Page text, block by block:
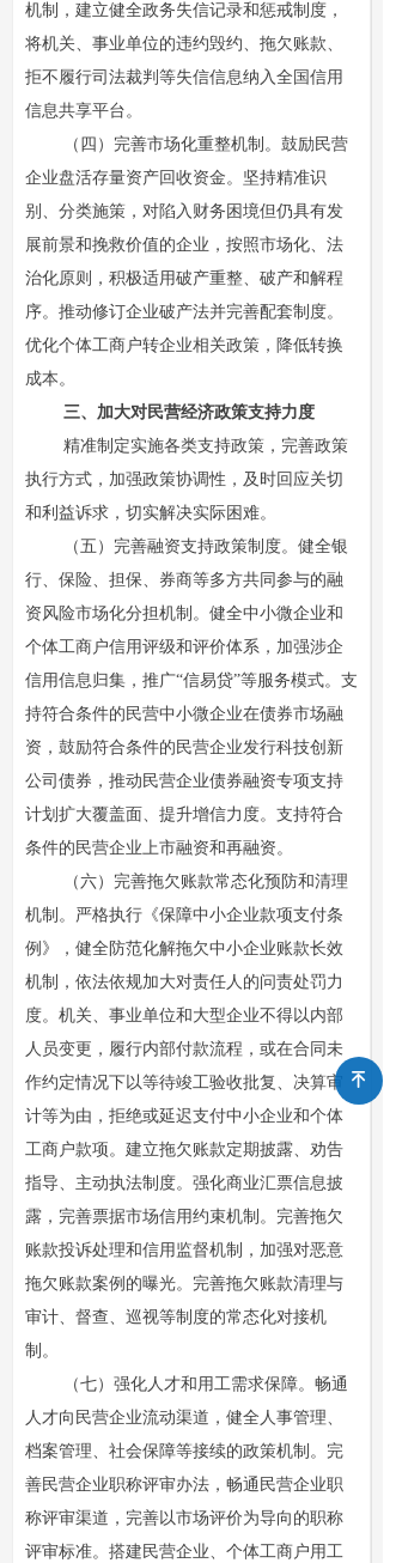
녠
机制，建立健全政务失信记录和惩戒制度，
将机关、事业单位的违约毁约、拖欠账款、
拒不履行司法裁判等失信信息纳入全国信用
信息共享平台。
（四）完善市场化重整机制。鼓励民营
企业盘活存量资产回收资金。坚持精准识
别、分类施策，对陷入财务困境但仍具有发
展前景和挽救价值的企业，按照市场化、法
治化原则，积极适用破产重整、破产和解程
序。推动修订企业破产法并完善配套制度。
优化个体工商户转企业相关政策，降低转换
成本。
三、加大对民营经济政策支持力度
精准制定实施各类支持政策，完善政策
执行方式，加强政策协调性，及时回应关切
和利益诉求，切实解决实际困难。
（五）完善融资支持政策制度。健全银
行、保险、担保、券商等多方共同参与的融
资风险市场化分担机制。健全中小微企业和
个体工商户信用评级和评价体系，加强涉企
信用信息归集，推广“信易贷”等服务模式。支
持符合条件的民营中小微企业在债券市场融
资，鼓励符合条件的民营企业发行科技创新
公司债券，推动民营企业债券融资专项支持
计划扩大覆盖面、提升增信力度。支持符合
条件的民营企业上市融资和再融资。
（六）完善拖欠账款常态化预防和清理
机制。严格执行《保障中小企业款项支付条
例》，健全防范化解拖欠中小企业账款长效
机制，依法依规加大对责任人的问责处罚力
度。机关、事业单位和大型企业不得以内部
人员变更，履行内部付款流程，或在合同未
作约定情况下以等待竣工验收批复、决算审
计等为由，拒绝或延迟支付中小企业和个体
工商户款项。建立拖欠账款定期披露、劝告
指导、主动执法制度。强化商业汇票信息披
露，完善票据市场信用约束机制。完善拖欠
账款投诉处理和信用监督机制，加强对恶意
拖欠账款案例的曝光。完善拖欠账款清理与
审计、督查、巡视等制度的常态化对接机
制。
（七）强化人才和用工需求保障。畅通
人才向民营企业流动渠道，健全人事管理、
档案管理、社会保障等接续的政策机制。完
善民营企业职称评审办法，畅通民营企业职
称评审渠道，完善以市场评价为导向的职称
评审标准。搭建民营企业、个体工商户用工